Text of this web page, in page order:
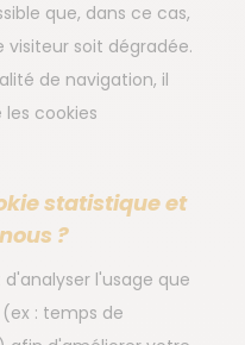
que, dans ce cas,
soit dégradée.
de navigation, il
cookies
statistique et
?
l'usage que
: temps de